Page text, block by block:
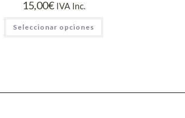
15,00€ IVA Inc.
Seleccionar opciones